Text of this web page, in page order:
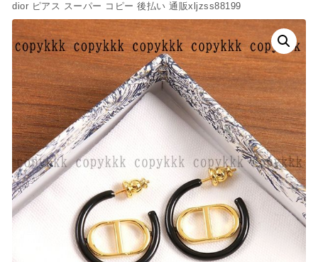
ン
切
り
替
え
dior ピアス スーパー コピー 後払い 通販xljzss88199